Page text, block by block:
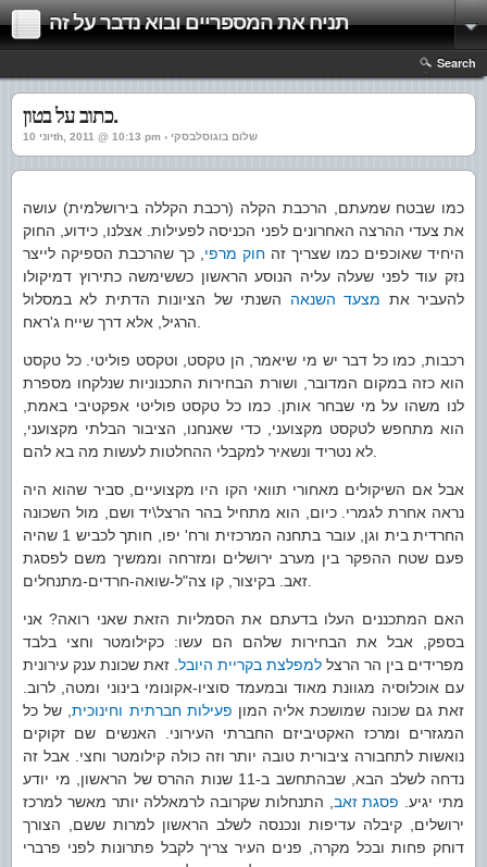
תניח את המספריים ובוא נדבר על זה
Search
כתוב על בטון.
יוני 10th, 2011 @ 10:13 pm › שלום בוגוסלבסקי
כמו שבטח שמעתם, הרכבת הקלה (רכבת הקללה בירושלמית) עושה
את צעדי ההרצה האחרונים לפני הכניסה לפעילות. אצלנו, כידוע, החוק
היחיד שאוכפים כמו שצריך זה חוק מרפי , כך שהרכבת הספיקה לייצר
נזק עוד לפני שעלה עליה הנוסע הראשון כששימשה כתירוץ דמיקולו
להעביר את מצעד השנאה השנתי של הציונות הדתית לא במסלול
רכבות, כמו כל דבר יש מי שיאמר, הן טקסט, וטקסט פוליטי. כל טקסט
הוא כזה במקום המדובר, ושורת הבחירות התכנוניות שנלקחו מספרת
לנו משהו על מי שבחר אותן. כמו כל טקסט פוליטי אפקטיבי באמת,
הוא מתחפש לטקסט מקצועני, כדי שאנחנו, הציבור הבלתי מקצועני,
אבל אם השיקולים מאחורי תוואי הקו היו מקצועיים, סביר שהוא היה
נראה אחרת לגמרי. כיום, הוא מתחיל בהר הרצל\יד ושם, מול השכונה
החרדית בית וגן, עובר בתחנה המרכזית ורח' יפו, חותך לכביש 1 שהיה
פעם שטח ההפקר בין מערב ירושלים ומזרחה וממשיך משם לפסגת
האם המתכננים העלו בדעתם את הסמליות הזאת שאני רואה? אני
בספק, אבל את הבחירות שלהם הם עשו: כקילומטר וחצי בלבד
מפרידים בין הר הרצל למפלצת בקריית היובל . זאת שכונת ענק עירונית
עם אוכלוסיה מגוונת מאוד ובמעמד סוציו-אקונומי בינוני ומטה, לרוב.
זאת גם שכונה שמושכת אליה המון פעילות חברתית וחינוכית, של כל
המגזרים ומרכז האקטיביזם החברתי העירוני. האנשים שם זקוקים
נואשות לתחבורה ציבורית טובה יותר וזה כולה קילומטר וחצי. אבל זה
נדחה לשלב הבא, שבהתחשב ב-11 שנות ההרס של הראשון, מי יודע
מתי יגיע. פסגת זאב , התנחלות שקרובה לרמאללה יותר מאשר למרכז
ירושלים, קיבלה עדיפות ונכנסה לשלב הראשון למרות ששם, הצורך
דוחק פחות ובכל מקרה, פנים העיר צריך לקבל פתרונות לפני פרברי